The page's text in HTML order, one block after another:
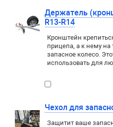
Держатель
R13-R14
Кронштейн
прицепа, а к нему на
запасное колесо.
использовать для
Чехол для
Защитит ваше